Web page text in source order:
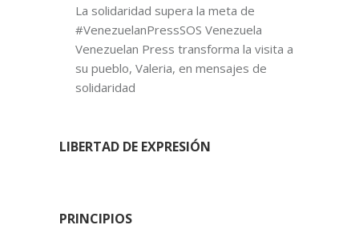
La solidaridad supera la meta de
#VenezuelanPressSOS Venezuela
Venezuelan Press transforma la visita a
su pueblo, Valeria, en mensajes de
solidaridad
LIBERTAD DE EXPRESIÓN
PRINCIPIOS